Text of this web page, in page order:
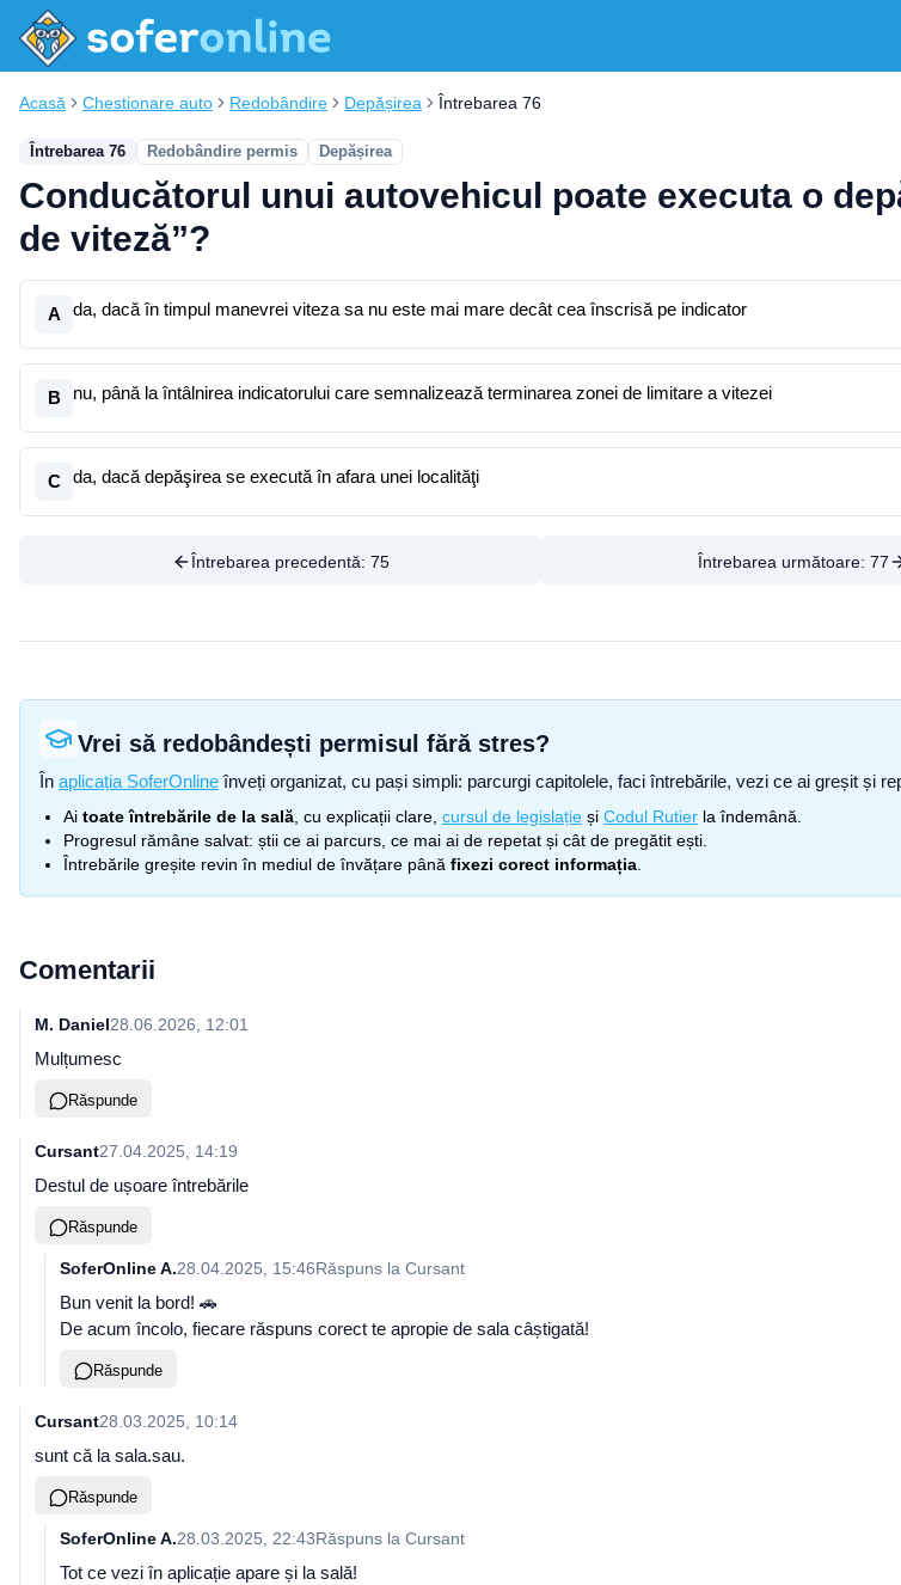
Acasă Chestionare auto Redobândire Depășirea Întrebarea 76
Întrebarea 76 Redobândire permis Depășirea
Conducătorul unui autovehicul poate executa o
de viteză”?
A da, dacă în timpul manevrei viteza sa nu este mai mare decât cea înscrisă pe indicator
B nu, până la întâlnirea indicatorului care semnalizează terminarea zonei de limitare a vitezei
C da, dacă depăşirea se execută în afara unei localităţi
Întrebarea precedentă: 75 Întrebarea următoare: 77
Vrei să redobândești permisul fără stres?
În aplicația SoferOnline înveți organizat, cu pași simpli: parcurgi capitolele, faci întrebările, vezi ce ai greșit și
Ai toate întrebările de la sală , cu explicații clare, cursul de legislație și Codul Rutier la îndemână.
Progresul rămâne salvat: știi ce ai parcurs, ce mai ai de repetat și cât de pregătit ești.
Întrebările greșite revin în mediul de învățare până fixezi corect informația
Comentarii
M. Daniel28.06.2026, 12:01
Mulțumesc
Răspunde
Cursant27.04.2025, 14:19
Destul de ușoare întrebările
Răspunde
SoferOnline A.28.04.2025, 15:46Răspuns la Cursant
Bun venit la bord! 🚗
De acum încolo, fiecare răspuns corect te apropie de sala câștigată!
Răspunde
Cursant28.03.2025, 10:14
sunt că la sala.sau.
Răspunde
SoferOnline A.28.03.2025, 22:43Răspuns la Cursant
Tot ce vezi în aplicație apare și la sală!